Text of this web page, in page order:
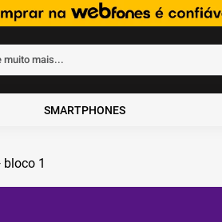
e muito mais...
SMARTPHONES